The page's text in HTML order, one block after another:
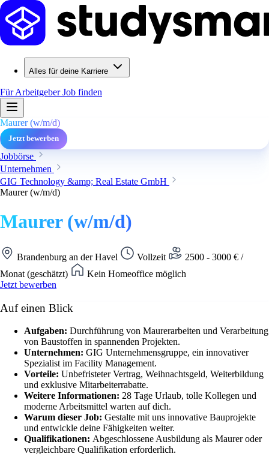
Alles für deine Karriere
Für ArbeitgeberJob finden
Maurer (w/m/d)
Jetzt bewerben
Jobbörse
Unternehmen
GIG Technology &amp; Real Estate GmbH
Maurer (w/m/d)
Maurer (w/m/d)
Brandenburg an der Havel Vollzeit
2500 - 3000 € /
Monat (geschätzt)
Kein Homeoffice möglich
Jetzt bewerben
Auf einen Blick
Aufgaben: Durchführung von Maurerarbeiten und Verarbeitung
von Baustoffen in spannenden Projekten.
Unternehmen: GIG Unternehmensgruppe, ein innovativer
Spezialist im Facility Management.
Vorteile: Unbefristeter Vertrag, Weihnachtsgeld, Weiterbildung
und exklusive Mitarbeiterrabatte.
Weitere Informationen: 28 Tage Urlaub, tolle Kollegen und
moderne Arbeitsmittel warten auf dich.
Warum dieser Job: Gestalte mit uns innovative Bauprojekte
und entwickle deine Fähigkeiten weiter.
Qualifikationen: Abgeschlossene Ausbildung als Maurer oder
vergleichbare Qualifikation erforderlich.